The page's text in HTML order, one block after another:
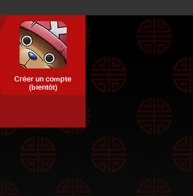
Créer un compte
(bientôt)